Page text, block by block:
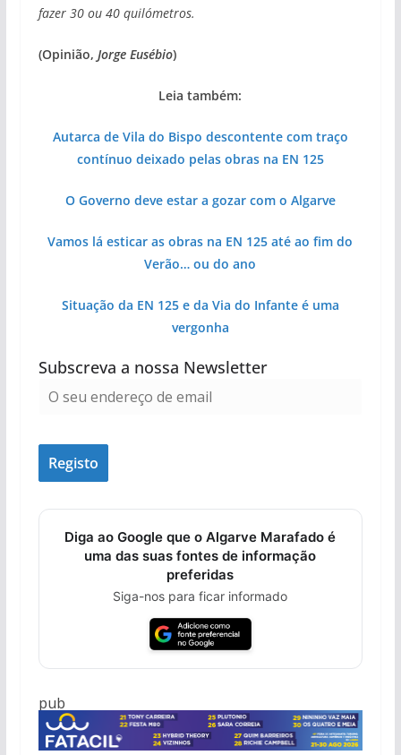
fazer 30 ou 40 quilómetros.
(Opinião, Jorge Eusébio)
Leia também:
Autarca de Vila do Bispo descontente com traço
contínuo deixado pelas obras na EN 125
O Governo deve estar a gozar com o Algarve
Vamos lá esticar as obras na EN 125 até ao fim do
Verão… ou do ano
Situação da EN 125 e da Via do Infante é uma
vergonha
Subscreva a nossa Newsletter
Diga ao Google que o Algarve Marafado é
uma das suas fontes de informação
preferidas
Siga-nos para ficar informado
pub